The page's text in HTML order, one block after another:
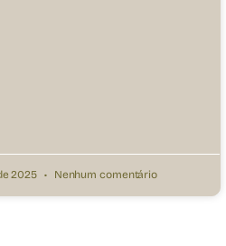
2025 Nenhum comentário